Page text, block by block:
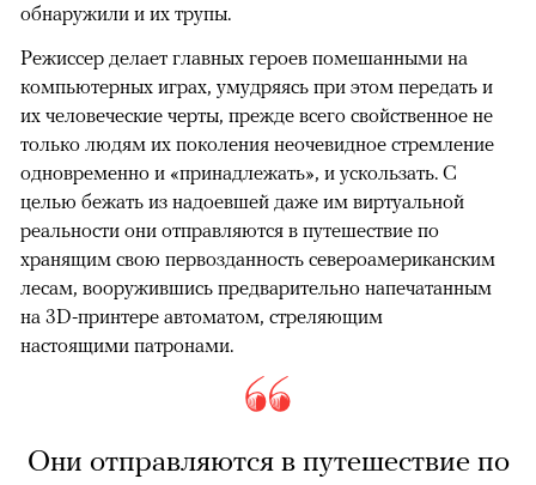
обнаружили и их трупы.
Режиссер делает главных героев помешанными на
компьютерных играх, умудряясь при этом передать и
их человеческие черты, прежде всего свойственное не
только людям их поколения неочевидное стремление
одновременно и «принадлежать», и ускользать. С
целью бежать из надоевшей даже им виртуальной
реальности они отправляются в путешествие по
хранящим свою первозданность североамериканским
лесам, вооружившись предварительно напечатанным
на 3D-принтере автоматом, стреляющим
настоящими патронами.
Они отправляются в путешествие по